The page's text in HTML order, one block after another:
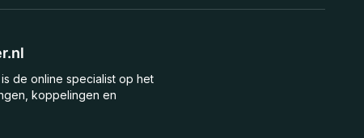
de online specialist op het
koppelingen en